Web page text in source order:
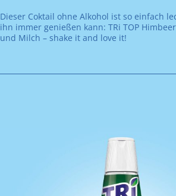
Dieser Coktail ohne Alkohol ist so einfach
ihn immer genießen kann: TRi TOP
und Milch – shake it and love it!